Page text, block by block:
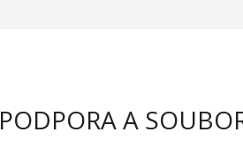
PODPORA A